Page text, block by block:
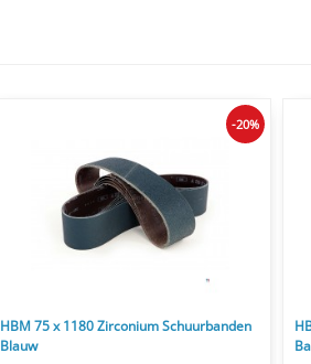
HBM 75 x 1180 Zirconium Schuurbanden
Blauw
-20%